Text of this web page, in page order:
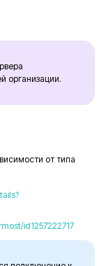
организации.
от типа
id1257222717